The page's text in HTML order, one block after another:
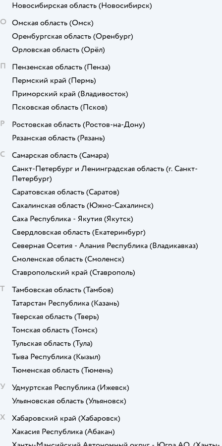
Новосибирская область (Новосибирск)
О Омская область (Омск)
Оренбургская область (Оренбург)
Орловская область (Орёл)
П
Пензенская область (Пенза)
Пермский край (Пермь)
Приморский край (Владивосток)
Псковская область (Псков)
Р
Ростовская область (Ростов-на-Дону)
Рязанская область (Рязань)
С
Самарская область (Самара)
Санкт-Петербург и Ленинградская область (г. Санкт-
Петербург)
Саратовская область (Саратов)
Сахалинская область (Южно-Сахалинск)
Саха Республика - Якутия (Якутск)
Свердловская область (Екатеринбург)
Северная Осетия - Алания Республика (Владикавказ)
Смоленская область (Смоленск)
Ставропольский край (Ставрополь)
Т
Тамбовская область (Тамбов)
Татарстан Республика (Казань)
Тверская область (Тверь)
Томская область (Томск)
Тульская область (Тула)
Тыва Республика (Кызыл)
Тюменская область (Тюмень)
У
Удмуртская Республика (Ижевск)
Ульяновская область (Ульяновск)
Х
Хабаровский край (Хабаровск)
Хакасия Республика (Абакан)